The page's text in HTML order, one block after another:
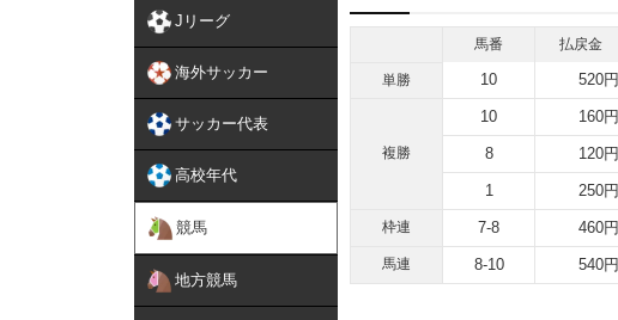
Jリーグ
海外サッカー
サッカー代表
高校年代
競馬
地方競馬
馬番 払戻金
単勝 10 520円
複勝
10 160円
8 120円
1 250円
枠連 7-8 460円
馬連 8-10 540円